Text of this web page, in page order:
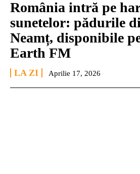
România intră pe
sunetelor: pădurile
Neamț, disponibile
Earth FM
LA ZI Aprilie 17, 2026